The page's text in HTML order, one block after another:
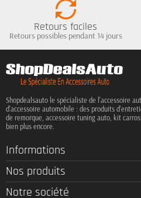
Retours faciles
Retours possibles pendant 14 jours
Shopdealsauto le spécialiste de l'accessoire
d'accessoire automobile : des produits
de remorque, accessoire tuning auto, kit
bien plus encore.
Informations
Nos produits
Notre société